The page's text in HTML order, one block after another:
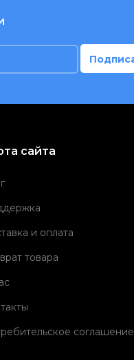
сайта
и оплата
товара
соглашение